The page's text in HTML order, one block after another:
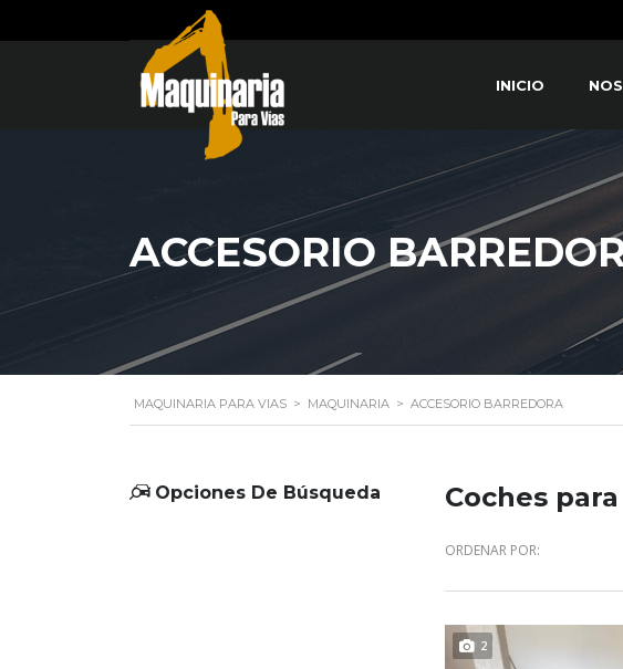
INICIO
ACCESORIO
MAQUINARIA PARA VIAS > MAQUINARIA > ACCESORIO BARREDORA
Opciones De Búsqueda Coches
ORDENAR POR:
2